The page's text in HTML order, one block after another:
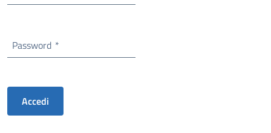
Password *
Accedi